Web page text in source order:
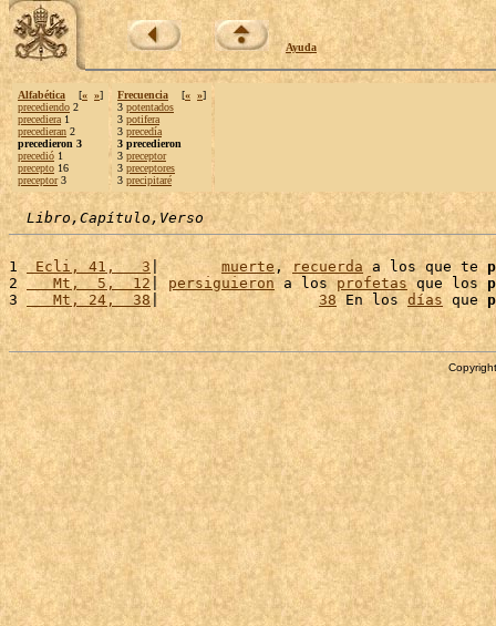
Ayuda
Alfabética [« »]
precediendo 2
precediera 1
precedieran 2
precedieron 3
precedió 1
precepto 16
preceptor3
Frecuencia [« »]
3 potentados
3 potifera
3 precedía
3 precedieron
3 preceptor
3 preceptores
3 precipitaré
Libro,Capítulo,Verso
1 Ecli, 41,   3 | muerte, recuerda a los que te
2
   Mt,  5,  12
| persiguieron a los profetas que los
3
   Mt, 24,  38
| 38 En los días que